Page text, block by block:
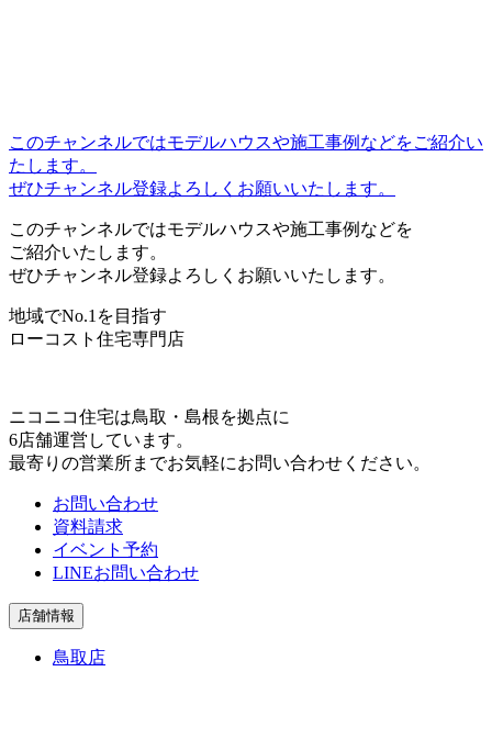
このチャンネルではモデルハウスや施工事例などをご紹介い
たします。
ぜひチャンネル登録よろしくお願いいたします。
このチャンネルではモデルハウスや施工事例などを
ご紹介いたします。
ぜひチャンネル登録よろしくお願いいたします。
地域でNo.1を目指す
ローコスト住宅専門店
ニコニコ住宅は⿃取・島根を拠点に
6店舗運営しています。
最寄りの営業所までお気軽にお問い合わせください。
お問い合わせ
資料請求
イベント予約
LINEお問い合わせ
店舗情報
鳥取店